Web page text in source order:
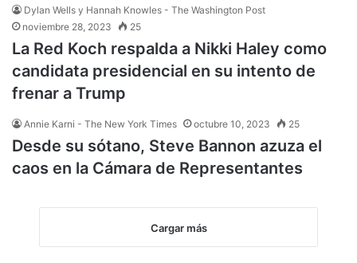
Dylan Wells y Hannah Knowles - The Washington Post
noviembre 28, 2023
25
La Red Koch respalda a Nikki Haley como
candidata presidencial en su intento de
frenar a Trump
Annie Karni - The New York Times octubre 10, 2023 25
Desde su sótano, Steve Bannon azuza el
caos en la Cámara de Representantes
Cargar más